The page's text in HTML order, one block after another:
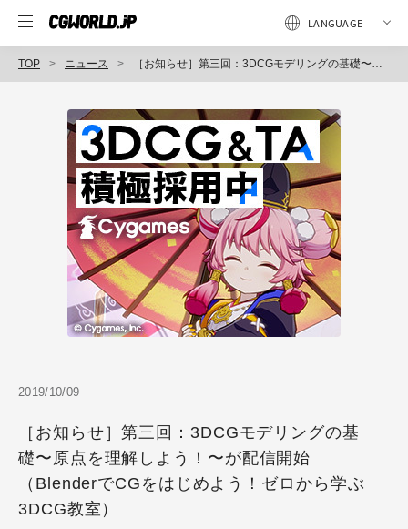
TOP ニュース ［お知らせ］第三回：3DCGモデリングの基礎〜原点を理解しよう！〜が配信開始（BlenderでCGをはじめよう！ゼロから学ぶ3DCG教室）
2019/10/09
［お知らせ］第三回：3DCGモデリングの基
礎〜原点を理解しよう！〜が配信開始
（BlenderでCGをはじめよう！ゼロから学ぶ
3DCG教室）